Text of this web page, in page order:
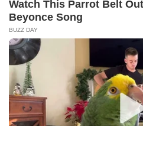
Kabarbaru.co
inspiratif dari
Follow